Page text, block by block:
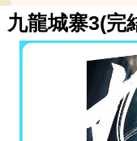
九龍城寨3(完